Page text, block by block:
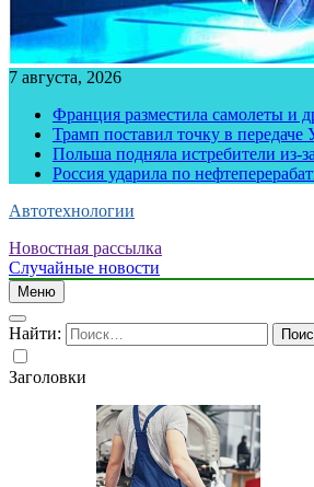
7 августа, 2026
Франция разместила самолеты и
Трамп поставил точку в
Польша подняла истребители из-
Россия ударила по
Автотехнологии
Новостная рассылка
Случайные новости
Меню
Найти:
Заголовки